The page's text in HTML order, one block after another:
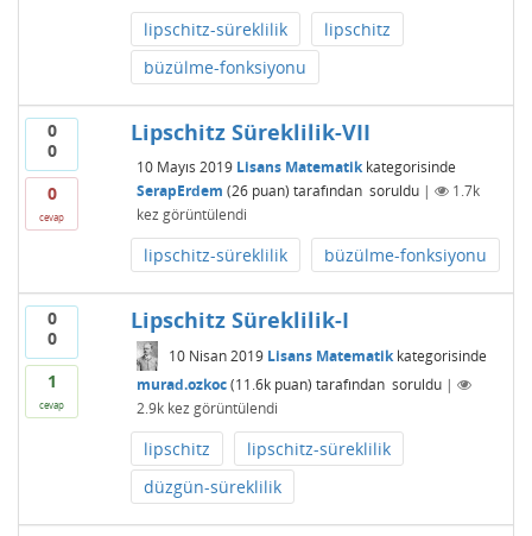
lipschitz-süreklilik
lipschitz
büzülme-fonksiyonu
0
0
0
cevap
Lipschitz Süreklilik-VII
10 Mayıs 2019 Lisans Matematikkategorisinde
SerapErdem (26puan) tarafından soruldu |
1.7k
kez görüntülendi
lipschitz-süreklilik büzülme-fonksiyonu
0
0
1
cevap
Lipschitz Süreklilik-I
10 Nisan 2019 Lisans Matematikkategorisinde
murad.ozkoc (11.6kpuan) tarafından soruldu |
2.9kkez görüntülendi
lipschitz
lipschitz-süreklilik
düzgün-süreklilik